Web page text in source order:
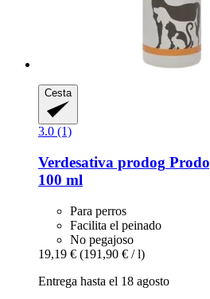
Cesta
3.0 (1)
Verdesativa prodog
100 ml
Para perros
Facilita el peinado
No pegajoso
19,19 € (191,90 € / l)
Entrega hasta el 18 agosto